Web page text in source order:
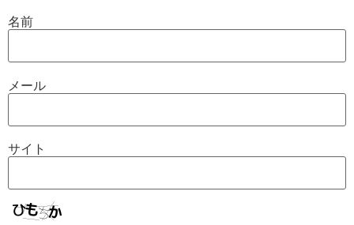
名前
メール
サイト